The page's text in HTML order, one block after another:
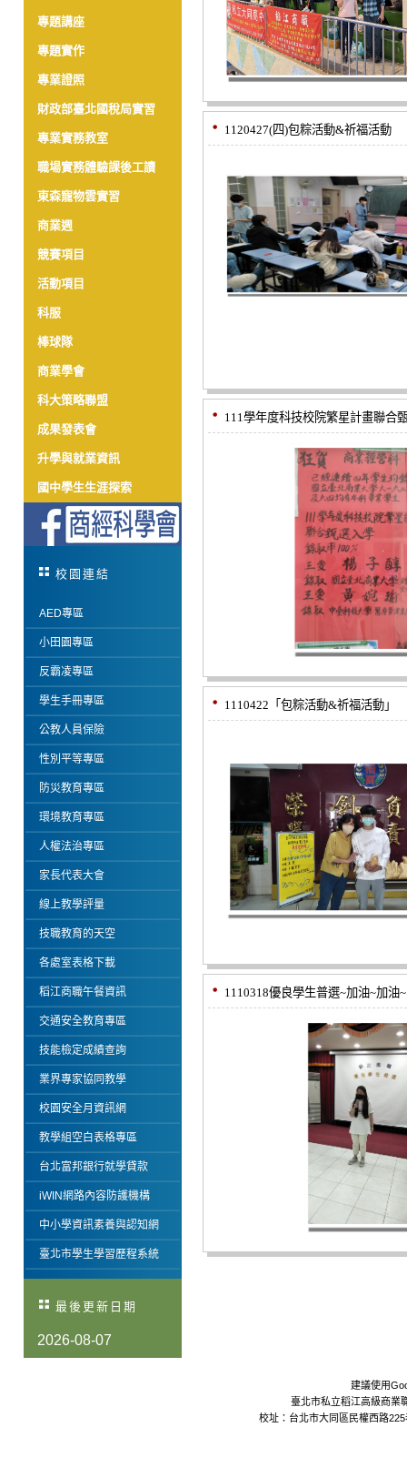
專題講座
專題實作
專業證照
財政部臺北國稅局實習
專業實務教室
職場實務體驗課後工讀
東森寵物雲實習
商業週
競賽項目
活動項目
科服
棒球隊
商業學會
科大策略聯盟
成果發表會
升學與就業資訊
國中學生生涯探索
校園連結
AED專區
小田園專區
反霸凌專區
學生手冊專區
公教人員保險
性別平等專區
防災教育專區
環境教育專區
人權法治專區
家長代表大會
線上教學評量
技職教育的天空
各處室表格下載
稻江商職午餐資訊
交通安全教育專區
技能檢定成績查詢
業界專家協同教學
校園安全月資訊網
教學組空白表格專區
台北富邦銀行就學貸款
iWIN網路內容防護機構
中小學資訊素養與認知網
臺北市學生學習歷程系統
最後更新日期
2026-08-07
1120427(四)包粽活動&祈福活動
111學年度科技校院繁星計畫聯合
1110422「包粽活動&祈福活動」
1110318優良學生普選~加油~加油~
建議使用
臺北市私立稻江高級商業
校址：台北市大同區民權西路